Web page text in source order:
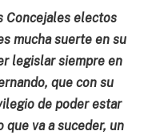
Concejales electos
mucha suerte en su
legislar siempre en
que con su
de poder estar
que va a suceder, un